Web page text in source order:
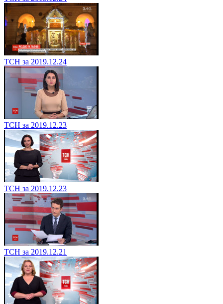
ТСН за 2019.12.24
ТСН за 2019.12.23
ТСН за 2019.12.23
ТСН за 2019.12.21